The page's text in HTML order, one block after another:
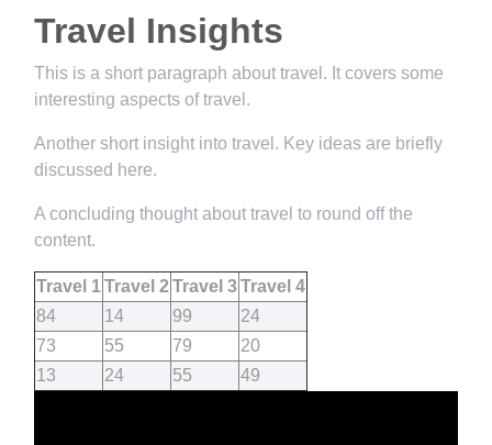
Travel Insights
This is a short paragraph about travel. It covers some
interesting aspects of travel.
Another short insight into travel. Key ideas are briefly
discussed here.
A concluding thought about travel to round off the
content.
Travel 1Travel 2 Travel 3Travel 4
84
14 99
24
73
55 79
20
13
24 55 49